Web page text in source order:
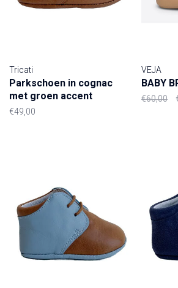
Tricati
Parkschoen in cognac
met groen accent
€49,00
VEJA
BABY
€60,00